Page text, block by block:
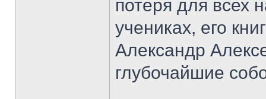
потеря для всех
учениках, его
Александр
глубочайшие